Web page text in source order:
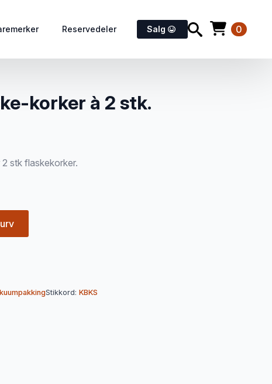
Reservedeler Salg 0
korker à 2 stk.
stk flaskekorker.
Stikkord: KBKS